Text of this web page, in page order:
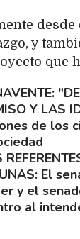
y
que
Y LAS
de los
El
y el
al